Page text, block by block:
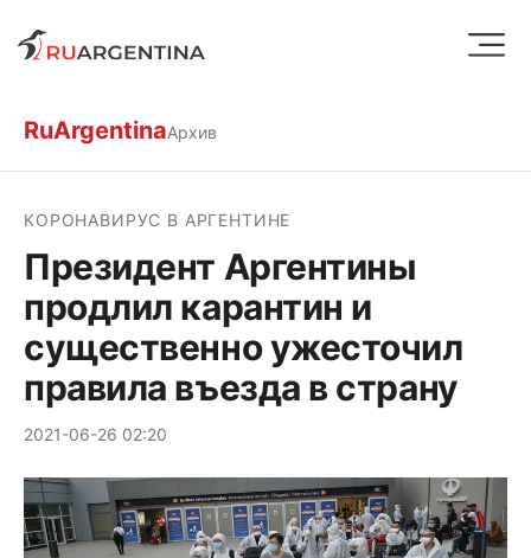
RuArgentinaАрхив
КОРОНАВИРУС В АРГЕНТИНЕ
Президент Аргентины
продлил карантин и
существенно ужесточил
правила въезда в страну
2021-06-26 02:20